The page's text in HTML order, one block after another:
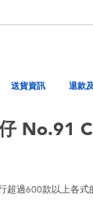
送貨資訊 退款
No.91
超過600款以上各式